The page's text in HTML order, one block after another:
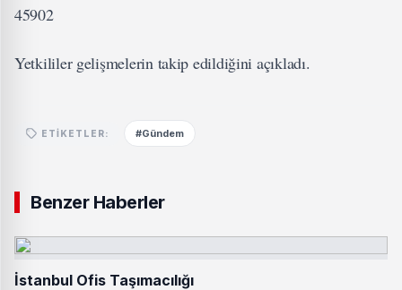
45902
Yetkililer gelişmelerin takip edildiğini açıkladı.
ETIKETLER: #Gündem
Benzer Haberler
İstanbul Ofis Taşımacılığı